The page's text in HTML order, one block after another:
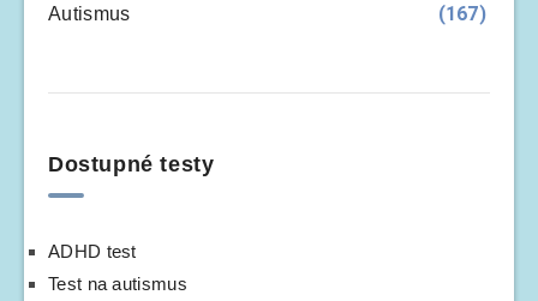
Autismus (167)
Dostupné testy
ADHD test
Test na autismus